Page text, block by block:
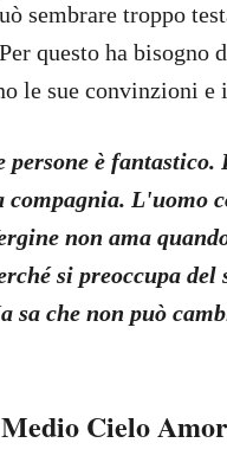
sembrare troppo
questo ha bisogno
le sue convinzioni
persone è
compagnia. L'uomo
non ama
si preoccupa del
sa che non può
Cielo